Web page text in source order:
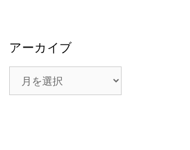
アーカイブ